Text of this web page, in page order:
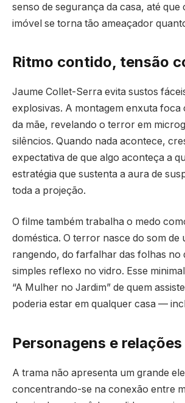
senso de segurança da casa, até que
imóvel se torna tão ameaçador
Ritmo contido, tensão
Jaume Collet-Serra evita sustos
explosivas. A montagem enxuta foca
da mãe, revelando o terror em
silêncios. Quando nada acontece,
expectativa de que algo aconteça a
estratégia que sustenta a aura de
toda a projeção.
O filme também trabalha o medo
doméstica. O terror nasce do som de
rangendo, do farfalhar das folhas no
simples reflexo no vidro. Esse
“A Mulher no Jardim” de quem
poderia estar em qualquer casa —
Personagens e
A trama não apresenta um grande
concentrando-se na conexão entre